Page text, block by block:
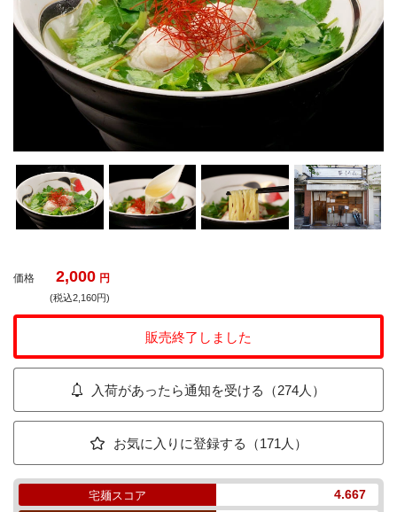
価格 2,000 円
(税込2,160円)
販売終了しました
入荷があったら通知を受ける（274人）
お気に入りに登録する（171人）
宅麺スコア 4.667